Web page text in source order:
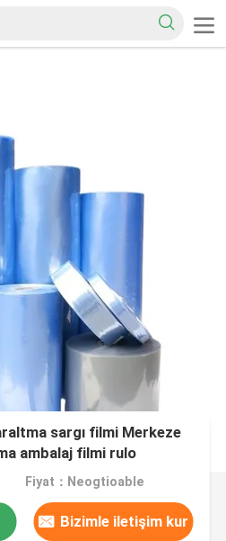
sargı filmi Merkeze
ambalaj filmi rulo
Fiyat：Neogtioable
Bizimle iletişim kur